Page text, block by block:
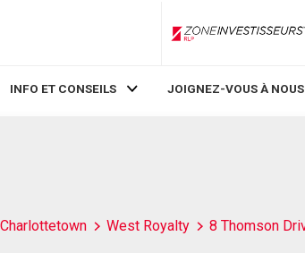
INFO ET CONSEILS JOIGNEZ-VOUS À NOUS
Charlottetown West Royalty 8 Thomson